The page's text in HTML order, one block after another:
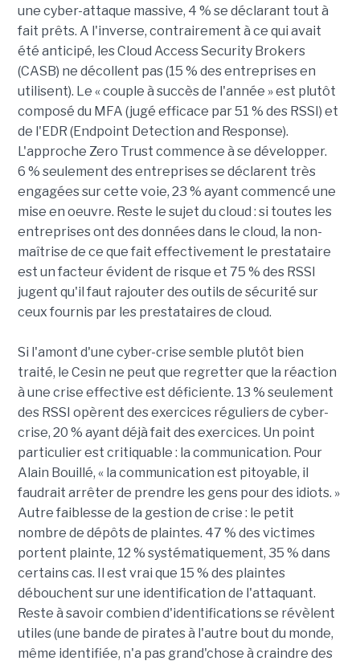
une cyber-attaque massive, 4 % se déclarant tout à
fait prêts. A l'inverse, contrairement à ce qui avait
été anticipé, les Cloud Access Security Brokers
(CASB) ne décollent pas (15 % des entreprises en
utilisent). Le « couple à succès de l'année » est plutôt
composé du MFA (jugé efficace par 51 % des RSSI) et
de l'EDR (Endpoint Detection and Response).
L'approche Zero Trust commence à se développer.
6 % seulement des entreprises se déclarent très
engagées sur cette voie, 23 % ayant commencé une
mise en oeuvre. Reste le sujet du cloud : si toutes les
entreprises ont des données dans le cloud, la non-
maîtrise de ce que fait effectivement le prestataire
est un facteur évident de risque et 75 % des RSSI
jugent qu'il faut rajouter des outils de sécurité sur
ceux fournis par les prestataires de cloud.
Si l'amont d'une cyber-crise semble plutôt bien
traité, le Cesin ne peut que regretter que la réaction
à une crise effective est déficiente. 13 % seulement
des RSSI opèrent des exercices réguliers de cyber-
crise, 20 % ayant déjà fait des exercices. Un point
particulier est critiquable : la communication. Pour
Alain Bouillé, « la communication est pitoyable, il
faudrait arrêter de prendre les gens pour des idiots. »
Autre faiblesse de la gestion de crise : le petit
nombre de dépôts de plaintes. 47 % des victimes
portent plainte, 12 % systématiquement, 35 % dans
certains cas. Il est vrai que 15 % des plaintes
débouchent sur une identification de l'attaquant.
Reste à savoir combien d'identifications se révèlent
utiles (une bande de pirates à l'autre bout du monde,
même identifiée, n'a pas grand'chose à craindre des